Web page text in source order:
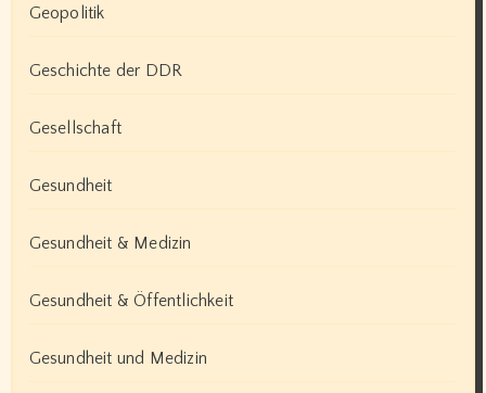
Geopolitik
Geschichte der DDR
Gesellschaft
Gesundheit
Gesundheit & Medizin
Gesundheit & Öffentlichkeit
Gesundheit und Medizin